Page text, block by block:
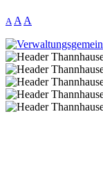
A A A